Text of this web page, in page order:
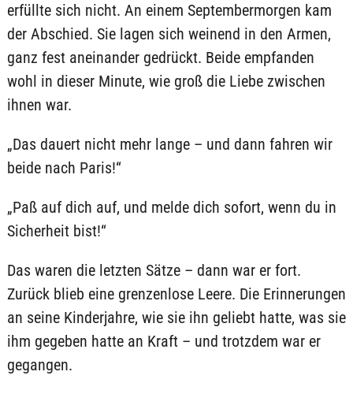
erfüllte sich nicht. An einem Septembermorgen kam
der Abschied. Sie lagen sich weinend in den Armen,
ganz fest aneinander gedrückt. Beide empfanden
wohl in dieser Minute, wie groß die Liebe zwischen
ihnen war.
„Das dauert nicht mehr lange – und dann fahren wir
beide nach Paris!“
„Paß auf dich auf, und melde dich sofort, wenn du in
Sicherheit bist!“
Das waren die letzten Sätze – dann war er fort.
Zurück blieb eine grenzenlose Leere. Die Erinnerungen
an seine Kinderjahre, wie sie ihn geliebt hatte, was sie
ihm gegeben hatte an Kraft – und trotzdem war er
gegangen.